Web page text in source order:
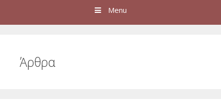
Menu
Άρθρα